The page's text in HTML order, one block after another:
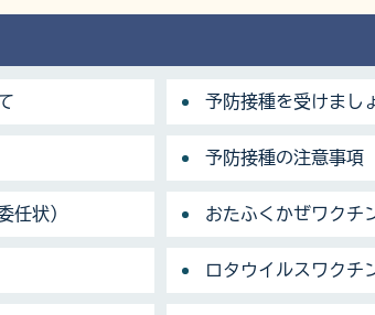
予防接種を受けまし
予防接種の注意事項
任状） おたふくかぜワクチ
ロタウイルスワクチ